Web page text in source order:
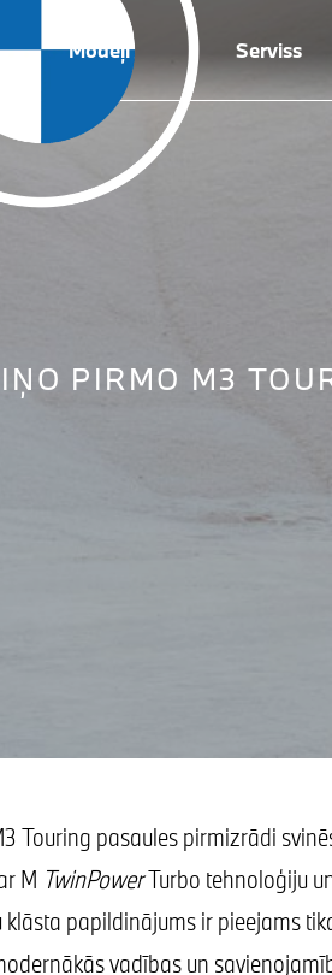
Modeļi Serviss
PIRMO M3
Touring pasaules pirmizrādi
M TwinPowerTurbo tehnoloģiju
klāsta papildinājums ir pieejams
vadības un